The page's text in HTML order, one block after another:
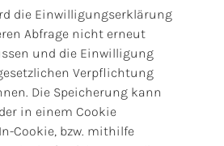
die Einwilligungserklärung
Abfrage nicht erneut
und die Einwilligung
Verpflichtung
Die Speicherung kann
in einem Cookie
Cookie, bzw. mithilfe